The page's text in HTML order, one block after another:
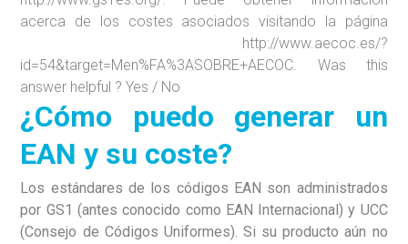
acerca de los costes asociados visitando la página
http://www.aecoc.es/?
id=54&target=Men%FA%3ASOBRE+AECOC. Was this
answer helpful ? Yes / No
¿Cómo puedo generar un
EAN y su coste?
Los estándares de los códigos EAN son administrados
por GS1 (antes conocido como EAN Internacional) y UCC
(Consejo de Códigos Uniformes). Si su producto aún no